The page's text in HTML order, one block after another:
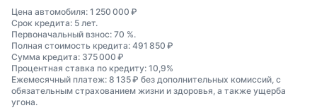
Цена автомобиля: 1 250 000 ₽
Срок кредита: 5 лет.
Первоначальный взнос: 70 %.
Полная стоимость кредита: 491 850 ₽
Сумма кредита: 375 000 ₽
Процентная ставка по кредиту: 10,9%
Ежемесячный платеж: 8 135 ₽ без дополнительных комиссий, с
обязательным страхованием жизни и здоровья, а также ущерба
угона.